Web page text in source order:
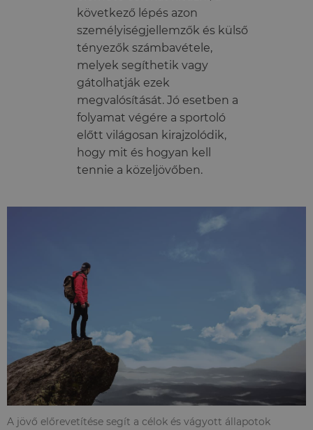
következő lépés azon
személyiségjellemzők és külső
tényezők számbavétele,
melyek segíthetik vagy
gátolhatják ezek
megvalósítását. Jó esetben a
folyamat végére a sportoló
előtt világosan kirajzolódik,
hogy mit és hogyan kell
tennie a közeljövőben.
A jövő előrevetítése segít a célok és vágyott állapotok